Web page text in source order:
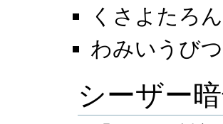
くさよたろ
わみいうび
シーザー